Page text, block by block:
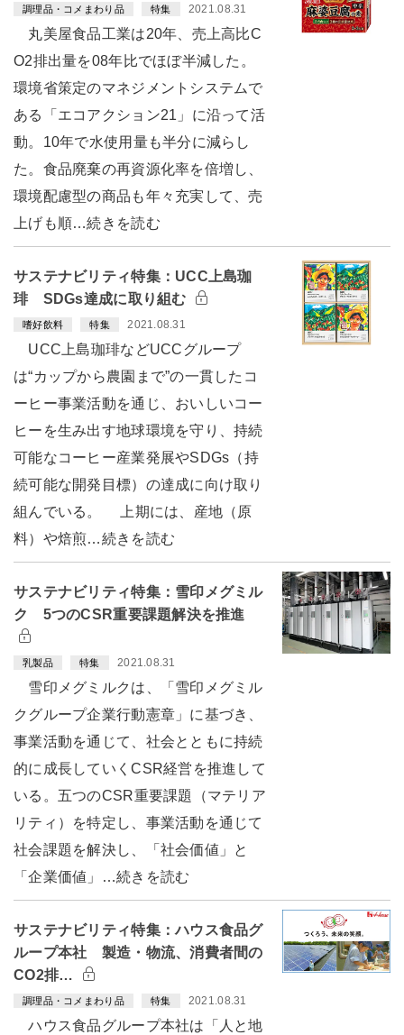
調理品・コメまわり品 特集 2021.08.31
丸美屋食品工業は20年、売上高比C
O2排出量を08年比でほぼ半減した。
環境省策定のマネジメントシステムで
ある「エコアクション21」に沿って活
動。10年で水使用量も半分に減らし
た。食品廃棄の再資源化率を倍増し、
環境配慮型の商品も年々充実して、売
上げも順…続きを読む
サステナビリティ特集：UCC上島珈
琲 SDGs達成に取り組む
嗜好飲料 特集 2021.08.31
UCC上島珈琲などUCCグループ
は“カップから農園まで”の一貫したコ
ーヒー事業活動を通じ、おいしいコー
ヒーを生み出す地球環境を守り、持続
可能なコーヒー産業発展やSDGs（持
続可能な開発目標）の達成に向け取り
組んでいる。 上期には、産地（原
料）や焙煎…続きを読む
サステナビリティ特集：雪印メグミル
ク 5つのCSR重要課題解決を推進
乳製品 特集 2021.08.31
雪印メグミルクは、「雪印メグミル
クグループ企業行動憲章」に基づき、
事業活動を通じて、社会とともに持続
的に成長していくCSR経営を推進して
いる。五つのCSR重要課題（マテリア
リティ）を特定し、事業活動を通じて
社会課題を解決し、「社会価値」と
「企業価値」…続きを読む
サステナビリティ特集：ハウス食品グ
ループ本社 製造・物流、消費者間の
CO2排…
調理品・コメまわり品 特集 2021.08.31
ハウス食品グループ本社は「人と地